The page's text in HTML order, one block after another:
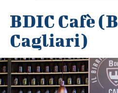
BDIC Cafè
Cagliari)